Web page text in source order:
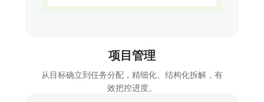
项目管理
从目标确立到任务分配，精细化、结构化拆解，有
效把控进度。